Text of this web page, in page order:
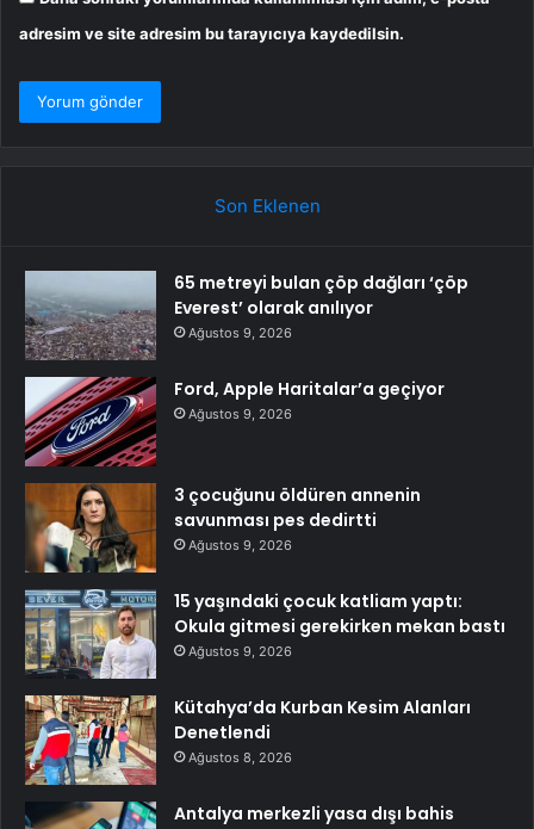
adresim ve site adresim bu tarayıcıya kaydedilsin.
Son Eklenen
65 metreyi bulan çöp dağları ‘çöp
Everest’ olarak anılıyor
Ağustos 9, 2026
Ford, Apple Haritalar’a geçiyor
Ağustos 9, 2026
3 çocuğunu öldüren annenin
savunması pes dedirtti
Ağustos 9, 2026
15 yaşındaki çocuk katliam yaptı:
Okula gitmesi gerekirken mekan bastı
Ağustos 9, 2026
Kütahya’da Kurban Kesim Alanları
Denetlendi
Ağustos 8, 2026
Antalya merkezli yasa dışı bahis